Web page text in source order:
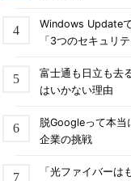
Windows Update
「3つのセキュリテ
富士通も日立も去
はいかない理由
脱Googleって本
企業の挑戦
「光ファイバー